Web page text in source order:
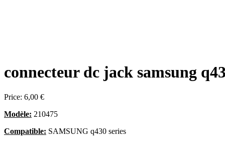
connecteur dc jack samsung
Price: 6,00 €
Modèle: 210475
Compatible: SAMSUNG q430 series